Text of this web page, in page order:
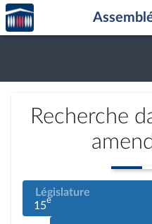
Aller au contenu
Aller en bas de la page
Accèder
à la
page
Recherche
Législature
15e